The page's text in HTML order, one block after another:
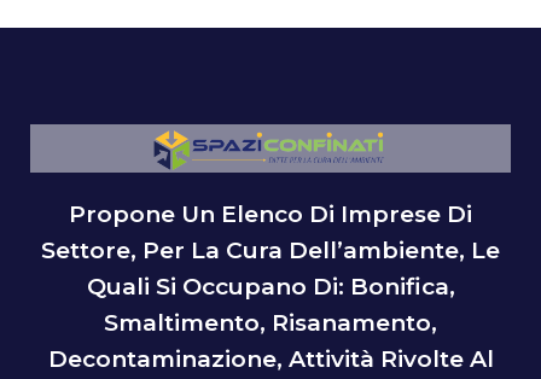
Propone Un Elenco Di Imprese Di
Settore, Per La Cura Dell’ambiente, Le
Quali Si Occupano Di: Bonifica,
Smaltimento, Risanamento,
Decontaminazione, Attività Rivolte Al